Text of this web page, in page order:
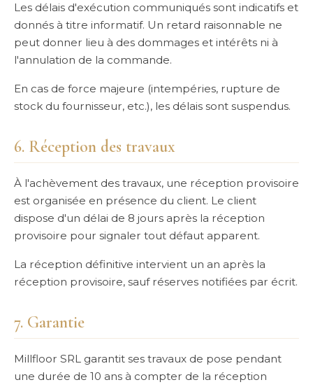
Les délais d'exécution communiqués sont indicatifs et
donnés à titre informatif. Un retard raisonnable ne
peut donner lieu à des dommages et intérêts ni à
l'annulation de la commande.
En cas de force majeure (intempéries, rupture de
stock du fournisseur, etc.), les délais sont suspendus.
6. Réception des travaux
À l'achèvement des travaux, une réception provisoire
est organisée en présence du client. Le client
dispose d'un délai de 8 jours après la réception
provisoire pour signaler tout défaut apparent.
La réception définitive intervient un an après la
réception provisoire, sauf réserves notifiées par écrit.
7. Garantie
Millfloor SRL garantit ses travaux de pose pendant
une durée de 10 ans à compter de la réception